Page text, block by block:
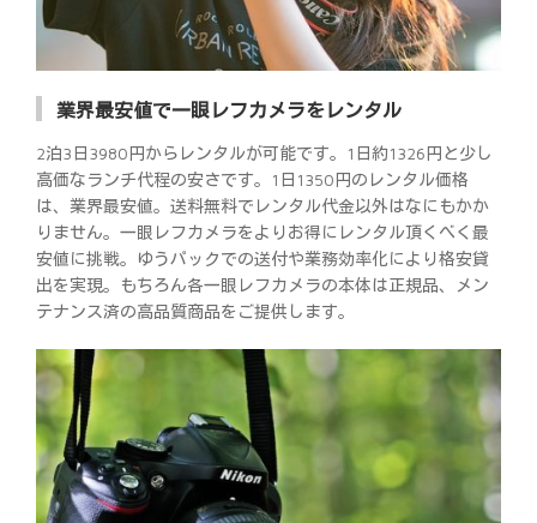
業界最安値で一眼レフカメラをレンタル
2泊3日3980円からレンタルが可能です。1日約1326円と少し
高価なランチ代程の安さです。1日1350円のレンタル価格
は、業界最安値。送料無料でレンタル代金以外はなにもかか
りません。一眼レフカメラをよりお得にレンタル頂くべく最
安値に挑戦。ゆうパックでの送付や業務効率化により格安貸
出を実現。もちろん各一眼レフカメラの本体は正規品、メン
テナンス済の高品質商品をご提供します。